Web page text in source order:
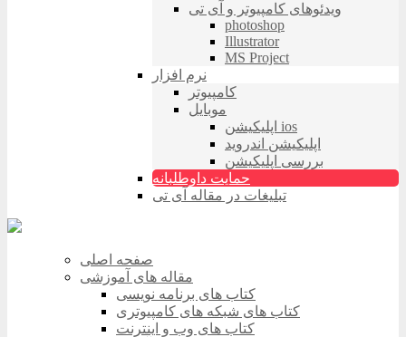
ویدئوهای کامپیوتر و آی تی
photoshop
Illustrator
MS Project
نرم افزار
کامپیوتر
موبایل
اپلیکیشن ios
اپلیکیشن اندروید
بررسی اپلیکیشن
حمایت داوطلبانه
تبلیغات در مقاله آی تی
صفحه اصلی
مقاله های آموزشی
کتاب های برنامه نویسی
کتاب های شبکه های کامپیوتری
کتاب های وب و اینترنت